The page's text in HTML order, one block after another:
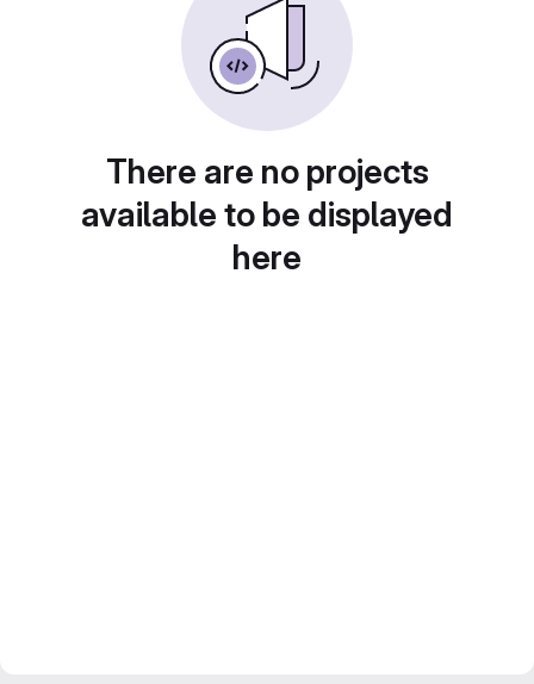
There are no projects
available to be displayed
here